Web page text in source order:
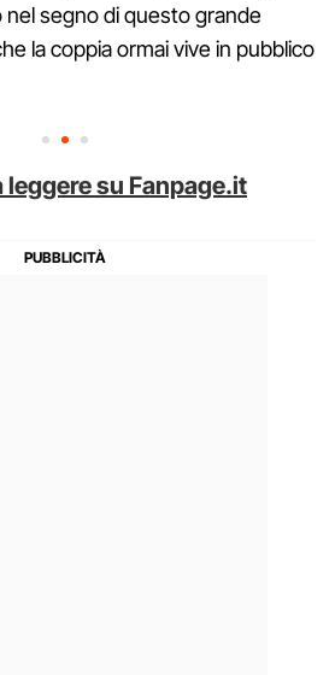
nel segno di questo grande
la coppia ormai vive in pubblico
leggere su Fanpage.it